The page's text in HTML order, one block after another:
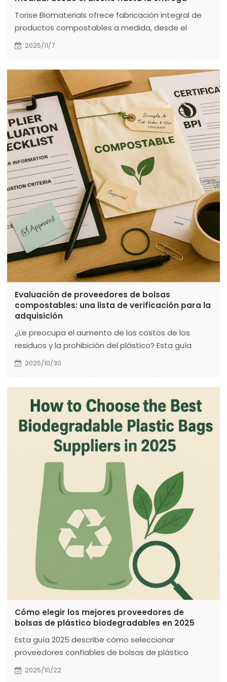
Torise Biomaterials ofrece fabricación integral de
productos compostables a medida, desde el
diseño hasta la entrega. Ayudamos a mayoristas y
Nuestro proceso incluye consultoría, muestreo,
producción en masa y logística. Con más de 14
años de experiencia y una planta de 50 000 m²,
ofrecemos servicios flexibles de OEM/ODM con un
pedido mínimo de 500 kg. Apueste por alternativas
ecológicas sin ren
2025/11/7
Evaluación de proveedores de bolsas
compostables: una lista de verificación para la
adquisición
¿Le preocupa el aumento de los costos de los
residuos y la prohibición del plástico? Esta guía
demuestra que las bolsas de basura compostables
Analizamos el verdadero retorno de la inversión:
reduzca los costos de recolección de residuos
hasta en un 30 %, elimine las multas por
incumplimiento y fortalezca su marca. Aprenda a
seleccionar productos con certificación BPI y
EN13432, evite el lavado de imagen verd
2025/10/30
Cómo elegir los mejores proveedores de
bolsas de plástico biodegradables en 2025
Esta guía 2025 describe cómo seleccionar
proveedores confiables de bolsas de plástico
biodegradables, destacando certificaciones como
2025/10/22